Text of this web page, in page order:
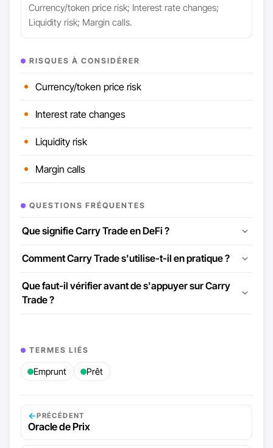
Currency/token price risk; Interest rate changes;
Liquidity risk; Margin calls.
RISQUES À CONSIDÉRER
Currency/token price risk
Interest rate changes
Liquidity risk
Margin calls
QUESTIONS FRÉQUENTES
Que signifie Carry Trade en DeFi ?
Comment Carry Trade s'utilise-t-il en pratique ?
Que faut-il vérifier avant de s'appuyer sur Carry
Trade ?
TERMES LIÉS
Emprunt Prêt
←PRÉCÉDENT
Oracle de Prix